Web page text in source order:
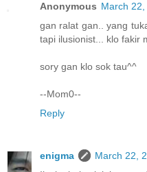
Anonymous March
gan ralat gan.. yang
tapi ilusionist... klo fakir
sory gan klo sok tau^^
--Mom0--
Reply
enigma
March 22,